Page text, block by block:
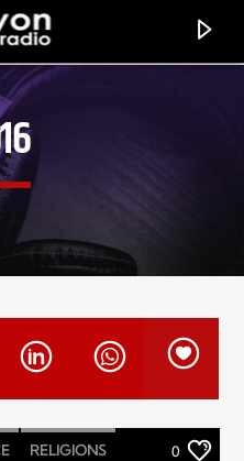
!
RELIGIONS 0